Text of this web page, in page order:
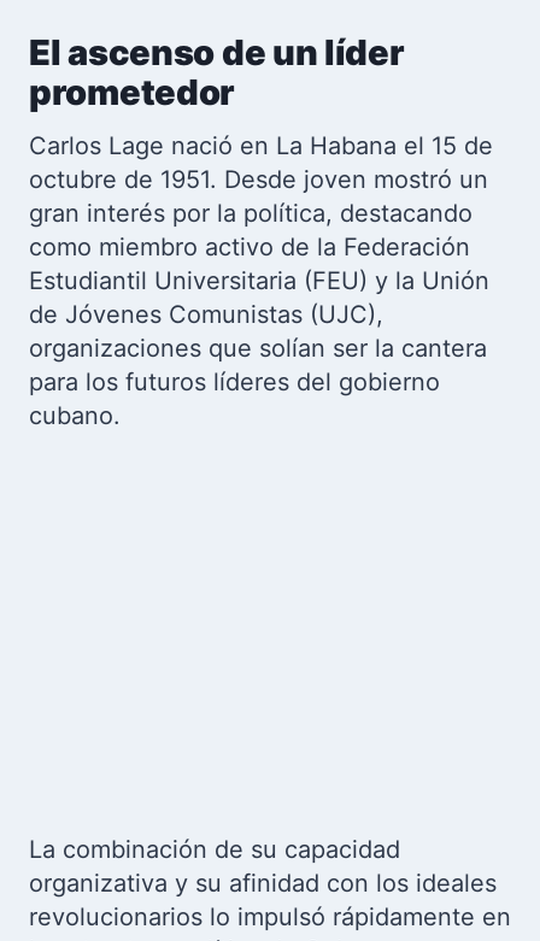
El ascenso de un líder
prometedor
Carlos Lage nació en La Habana el 15 de
octubre de 1951. Desde joven mostró un
gran interés por la política, destacando
como miembro activo de la Federación
Estudiantil Universitaria (FEU) y la Unión
de Jóvenes Comunistas (UJC),
organizaciones que solían ser la cantera
para los futuros líderes del gobierno
cubano.
La combinación de su capacidad
organizativa y su afinidad con los ideales
revolucionarios lo impulsó rápidamente en